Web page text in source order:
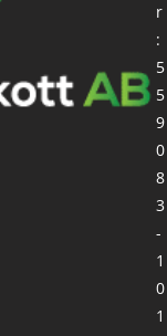
r
:
5
5
9
0
8
3
-
1
0
1